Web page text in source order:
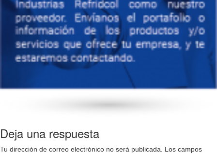
Deja una respuesta
Tu dirección de correo electrónico no será publicada. Los campos